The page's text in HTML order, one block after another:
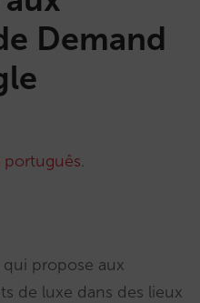
Demand
português.
qui propose aux
de luxe dans des lieux